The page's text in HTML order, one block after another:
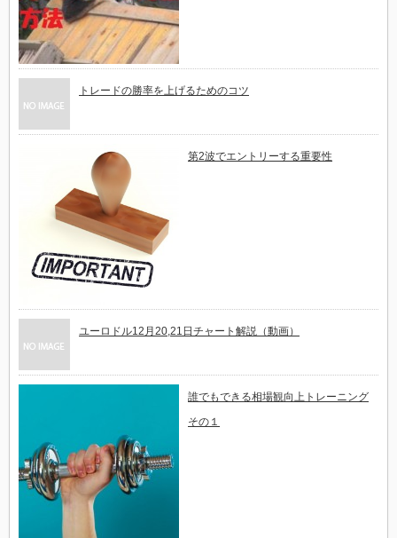
トレードの勝率を上げるためのコツ
第2波でエントリーする重要性
ユーロドル12月20,21日チャート解説（動画）
誰でもできる相場観向上トレーニング
その１